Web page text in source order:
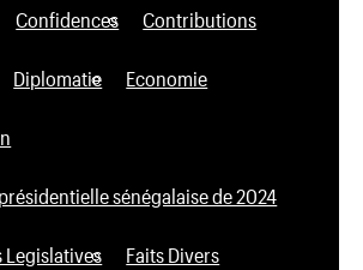
Confidences Contributions
Diplomatie Economie
sénégalaise de 2024
Legislatives Faits Divers